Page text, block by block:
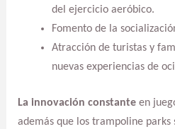
del ejercicio aeróbico.
Fomento de la
Atracción de turistas y
nuevas experiencias de
La innovación constanteen
además que los trampoline parks